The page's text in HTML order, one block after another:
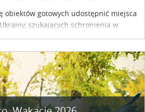
obiektów gotowych udostępnić miejsca
szukających schronienia w